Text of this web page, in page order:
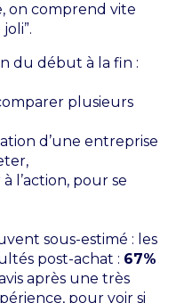
on comprend vite
du début à la fin :
plusieurs
d’une entreprise
l’action, pour se
sous-estimé : les
post-achat : 67%
après une très
pour voir si